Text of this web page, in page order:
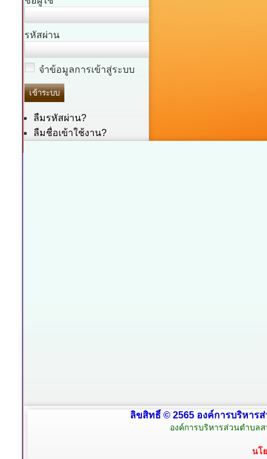
รหัสผ่าน
จำข้อมูลการเข้าสู่ระบบ
ลืมรหัสผ่าน?
ลืมชื่อเข้าใช้งาน?
ลิขสิทธิ์ © 2565 องค์การบริหาร
องค์การบริหารส่วนตำบล
นโ